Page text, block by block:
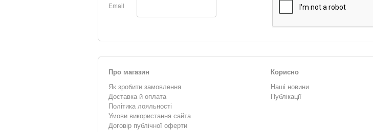
Email
Про магазин
Як зробити замовлення
Доставка й оплата
Політика лояльності
Умови використання сайта
Договір публічної оферти
Корисно
Наші новини
Публікації